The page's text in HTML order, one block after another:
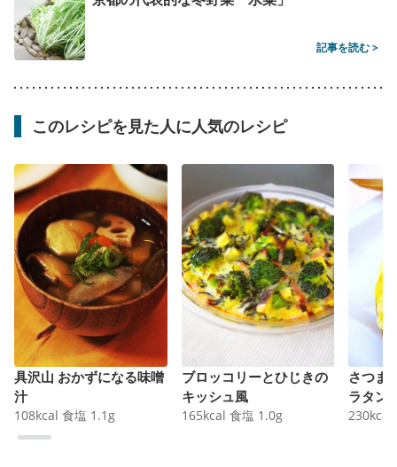
記事を読む >
このレシピを見た人に人気のレシピ
具沢山 おかずになる味噌
汁
108kcal 食塩 1.1 g
ブロッコリーとひじきの
キッシュ風
165kcal 食塩 1.0g
さつま
ラタン
230kcal